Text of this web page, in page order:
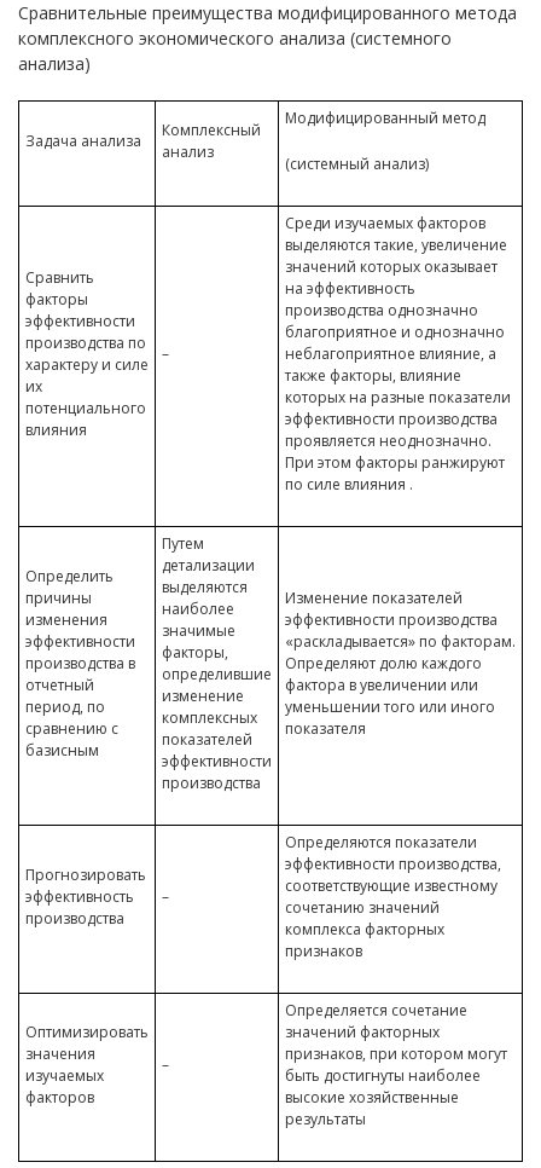
Сравнительные преимущества модифицированного метода
комплексного экономического анализа (системного
анализа)
Задача анализа
Комплексный
анализ
Модифицированный метод
(системный анализ)
Сравнить
факторы
эффективности
производства по
характеру и силе
их
потенциального
влияния
–
Среди изучаемых факторов
выделяются такие, увеличение
значений которых оказывает
на эффективность
производства однозначно
благоприятное и однозначно
неблагоприятное влияние, а
также факторы, влияние
которых на разные показатели
эффективности производства
проявляется неоднозначно.
При этом факторы ранжируют
по силе влияния .
Определить
причины
изменения
эффективности
производства в
отчетный
период, по
сравнению с
базисным
Путем
детализации
выделяются
наиболее
значимые
факторы,
определившие
изменение
комплексных
показателей
эффективности
производства
Изменение показателей
эффективности производства
«раскладывается» по факторам.
Определяют долю каждого
фактора в увеличении или
уменьшении того или иного
показателя
Прогнозировать
эффективность
производства
–
Определяются показатели
эффективности производства,
соответствующие известному
сочетанию значений
комплекса факторных
признаков
Оптимизировать
значения
изучаемых
факторов
–
Определяется сочетание
значений факторных
признаков, при котором могут
быть достигнуты наиболее
высокие хозяйственные
результаты